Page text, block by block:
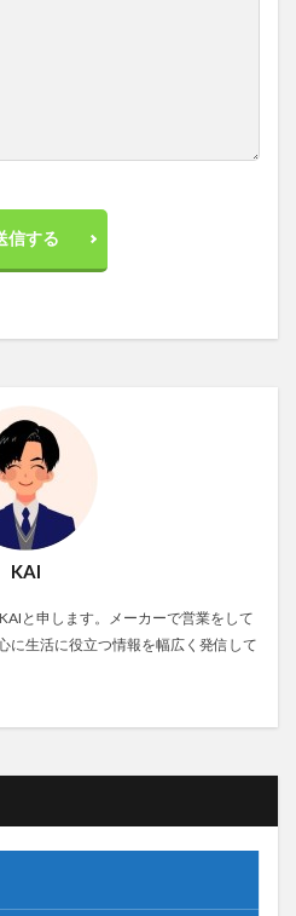
信する
KAI
と申します。メーカーで営業をして
に生活に役立つ情報を幅広く発信して